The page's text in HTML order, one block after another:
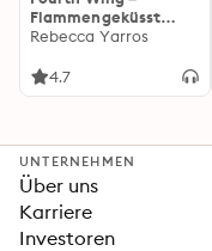
Flammengeküsst
(Flammengeküsst-
Rebecca Yarros
4.7
UNTERNEHMEN
Über uns
Karriere
Investoren